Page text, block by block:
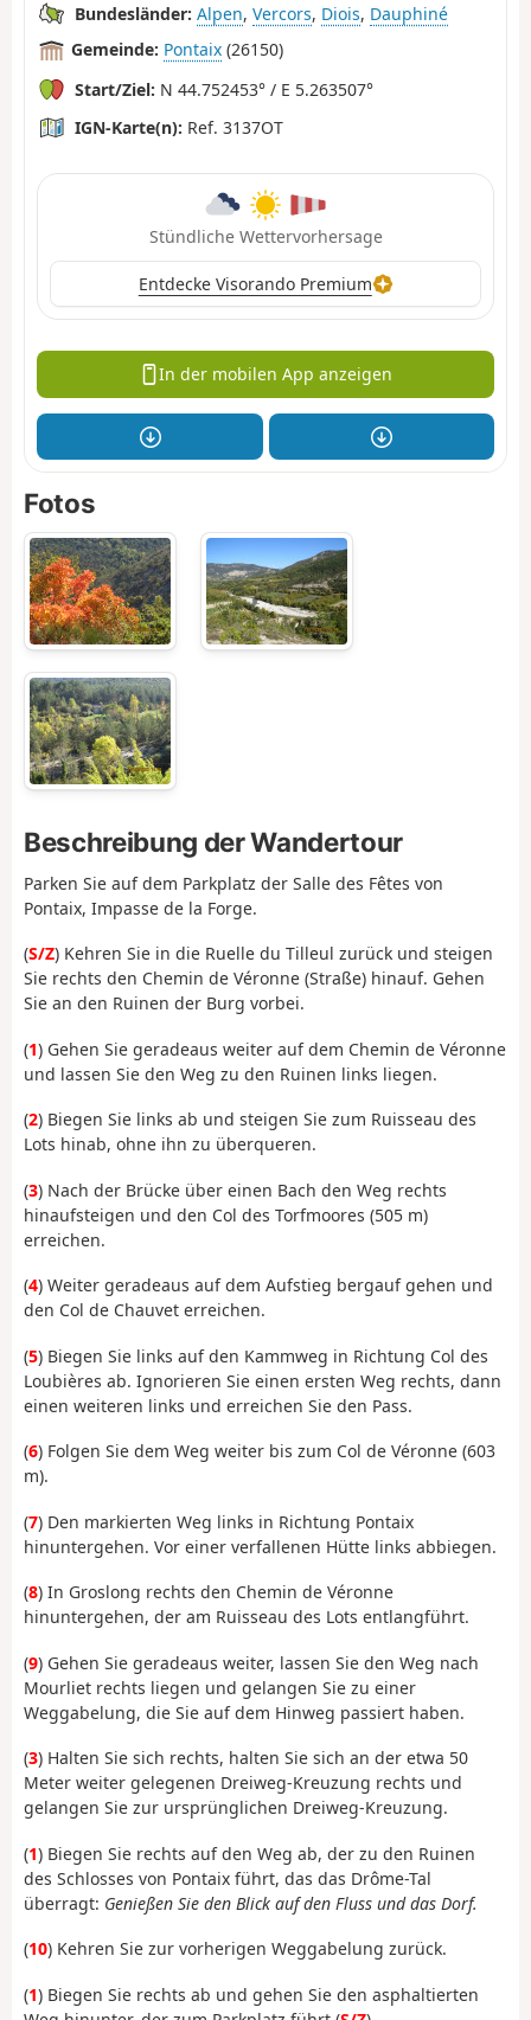
Bundesländer: Alpen, Vercors, Diois, Dauphiné
Gemeinde: Pontaix (26150)
Start/Ziel: N 44.752453° / E 5.263507°
IGN-Karte(n): Ref. 3137OT
Stündliche Wettervorhersage
Entdecke Visorando Premium
In der mobilen App anzeigen
Fotos
Beschreibung der Wandertour
Parken Sie auf dem Parkplatz der Salle des Fêtes von
Pontaix, Impasse de la Forge.
(S/Z) Kehren Sie in die Ruelle du Tilleul zurück und steigen
Sie rechts den Chemin de Véronne (Straße) hinauf. Gehen
Sie an den Ruinen der Burg vorbei.
(1) Gehen Sie geradeaus weiter auf dem Chemin de Véronne
und lassen Sie den Weg zu den Ruinen links liegen.
(2) Biegen Sie links ab und steigen Sie zum Ruisseau des
Lots hinab, ohne ihn zu überqueren.
(3) Nach der Brücke über einen Bach den Weg rechts
hinaufsteigen und den Col des Torfmoores (505 m)
erreichen.
(4) Weiter geradeaus auf dem Aufstieg bergauf gehen und
den Col de Chauvet erreichen.
(5) Biegen Sie links auf den Kammweg in Richtung Col des
Loubières ab. Ignorieren Sie einen ersten Weg rechts, dann
einen weiteren links und erreichen Sie den Pass.
(6) Folgen Sie dem Weg weiter bis zum Col de Véronne (603
m).
(7) Den markierten Weg links in Richtung Pontaix
hinuntergehen. Vor einer verfallenen Hütte links abbiegen.
(8) In Groslong rechts den Chemin de Véronne
hinuntergehen, der am Ruisseau des Lots entlangführt.
(9) Gehen Sie geradeaus weiter, lassen Sie den Weg nach
Mourliet rechts liegen und gelangen Sie zu einer
Weggabelung, die Sie auf dem Hinweg passiert haben.
(3) Halten Sie sich rechts, halten Sie sich an der etwa 50
Meter weiter gelegenen Dreiweg-Kreuzung rechts und
gelangen Sie zur ursprünglichen Dreiweg-Kreuzung.
(1) Biegen Sie rechts auf den Weg ab, der zu den Ruinen
des Schlosses von Pontaix führt, das das Drôme-Tal
überragt: Genießen Sie den Blick auf den Fluss und das Dorf.
(10) Kehren Sie zur vorherigen Weggabelung zurück.
(1) Biegen Sie rechts ab und gehen Sie den asphaltierten